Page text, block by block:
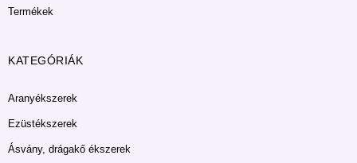
Termékek
KATEGÓRIÁK
Aranyékszerek
Ezüstékszerek
Ásvány, drágakő ékszerek